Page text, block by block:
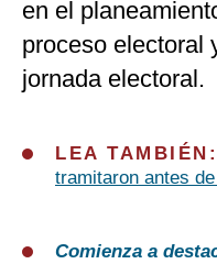
en el
proceso electoral
jornada electoral.
LEA TAMBIÉN:
tramitaron antes
Comienza a